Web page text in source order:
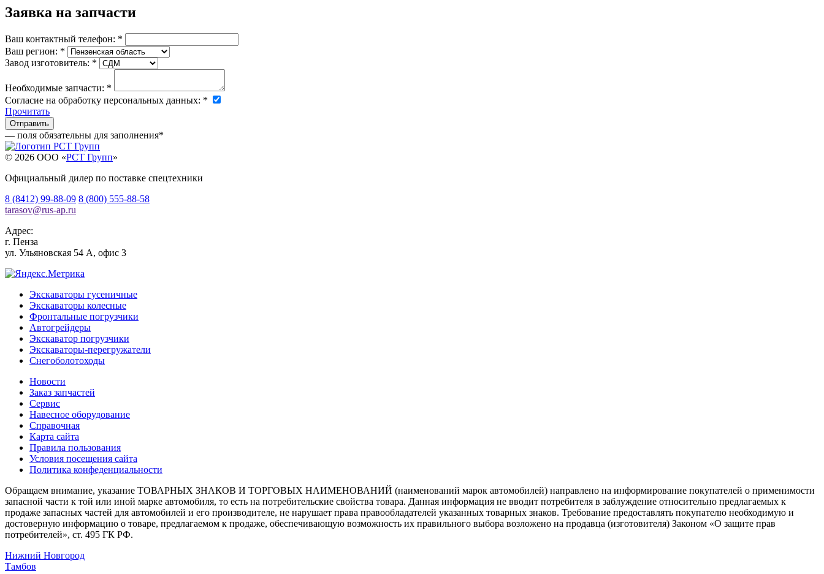
Заявка на запчасти
Ваш контактный телефон: *
Ваш регион: *
Завод изготовитель: *
Необходимые запчасти: *
Согласие на обработку персональных данных: *
Прочитать
— поля обязательны для заполнения*
© 2026 OOO «РСТ Групп»
Официальный дилер по поставке спецтехники
8 (8412) 99-88-09 8 (800) 555-88-58
tarasov@rus-ap.ru
Адрес:
г. Пенза
ул. Ульяновская 54 А, офис 3
Экскаваторы гусеничные
Экскаваторы колесные
Фронтальные погрузчики
Автогрейдеры
Экскаватор погрузчики
Экскаваторы-перегружатели
Снегоболотоходы
Новости
Заказ запчастей
Сервис
Навесное оборудование
Справочная
Карта сайта
Правила пользования
Условия посещения сайта
Политика конфеденциальности
Обращаем внимание, указание ТОВАРНЫХ ЗНАКОВ И ТОРГОВЫХ НАИМЕНОВАНИЙ (наименований марок автомобилей) направлено на информирование покупателей о применимости
запасной части к той или иной марке автомобиля, то есть на потребительские свойства товара. Данная информация не вводит потребителя в заблуждение относительно предлагаемых к
продаже запасных частей для автомобилей и его производителе, не нарушает права правообладателей указанных товарных знаков. Требование предоставлять покупателю необходимую и
достоверную информацию о товаре, предлагаемом к продаже, обеспечивающую возможность их правильного выбора возложено на продавца (изготовителя) Законом «О защите прав
потребителей», ст. 495 ГК РФ.
Нижний Новгород
Тамбов